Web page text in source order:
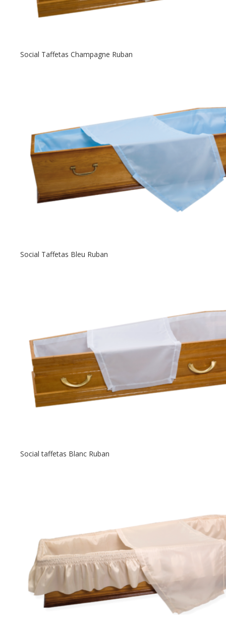
Social Taffetas Champagne Ruban
Social Taffetas Bleu Ruban
Social taffetas Blanc Ruban